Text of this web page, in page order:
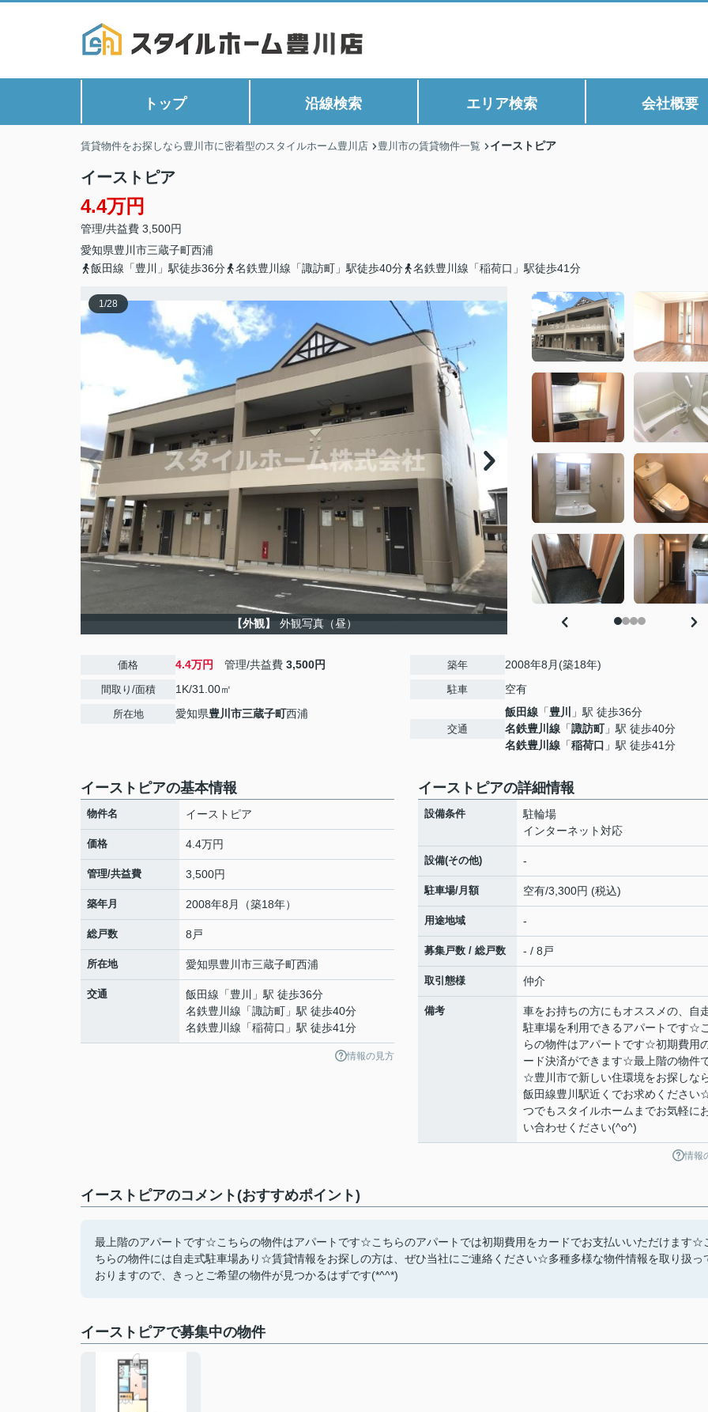
トップ 沿線検索 エリア検索 会社概要
賃貸物件をお探しなら豊川市に密着型のスタイルホーム豊川店 豊川市の賃貸物件一覧 イーストピア
イーストピア
4.4万円
管理/共益費 3,500円
愛知県豊川市三蔵子町西浦
飯田線「豊川」駅徒歩36分
名鉄豊川線「諏訪町」駅徒歩40分 名鉄豊川線「稲荷口」駅徒歩41分
1/28
【外観】 外観写真（昼）
価格 4.4万円 管理/共益費 3,500円
間取り/面積 1K/31.00㎡
所在地 愛知県豊川市三蔵子町西浦
築年 2008年8月(築18年)
駐車 空有
交通
飯田線 「豊川
」駅 徒歩36分
名鉄豊川線 「諏訪町」駅 徒歩40分
名鉄豊川線 「稲荷口 」駅 徒歩41分
イーストピアの基本情報
物件名 イーストピア
価格 4.4万円
管理/共益費 3,500円
築年月 2008年8月（築18年）
総戸数 8戸
所在地 愛知県豊川市三蔵子町西浦
交通 飯田線 「豊川
」駅 徒歩36分
名鉄豊川線 「諏訪町 」駅 徒歩40分
名鉄豊川線 「稲荷口 」駅 徒歩41分
情報の見方
イーストピアの詳細情報
設備条件
駐輪場
インターネット対応
設備(その他) -
駐車場/月額 空有/3,300円 (税込)
用途地域 -
募集戸数 / 総戸数 - / 8戸
取引態様 仲介
備考
車をお持ちの方にもオススメの、自
駐車場を利用できるアパートです☆
らの物件はアパートです☆初期費用
ード決済ができます☆最上階の物件
☆豊川市で新しい住環境をお探しなら
飯田線豊川駅近くでお求めください
つでもスタイルホームまでお気軽に
い合わせください(^o^)
情報
イーストピアのコメント(おすすめポイント)
最上階のアパートです☆こちらの物件はアパートです☆こちらのアパートでは初期費用をカードでお支払いいただけます☆
ちらの物件には自走式駐車場あり☆賃貸情報をお探しの方は、ぜひ当社にご連絡ください☆多種多様な物件情報を取り扱っ
おりますので、きっとご希望の物件が見つかるはずです(*^^*)
イーストピアで募集中の物件